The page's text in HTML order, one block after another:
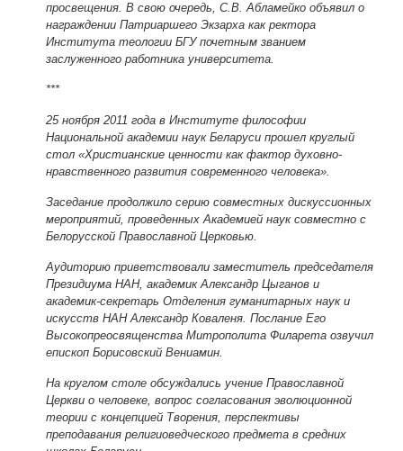
просвещения. В свою очередь, С.В. Абламейко объявил о
награждении Патриаршего Экзарха как ректора
Института теологии БГУ почетным званием
заслуженного работника университета.
***
25 ноября 2011 года в Институте философии
Национальной академии наук Беларуси прошел круглый
стол «Христианские ценности как фактор духовно-
нравственного развития современного человека».
Заседание продолжило серию совместных дискуссионных
мероприятий, проведенных Академией наук совместно с
Белорусской Православной Церковью.
Аудиторию приветствовали заместитель председателя
Президиума НАН, академик Александр Цыганов и
академик-секретарь Отделения гуманитарных наук и
искусств НАН Александр Коваленя. Послание Его
Высокопреосвященства Митрополита Филарета озвучил
епископ Борисовский Вениамин.
На круглом столе обсуждались учение Православной
Церкви о человеке, вопрос согласования эволюционной
теории с концепцией Творения, перспективы
преподавания религиоведческого предмета в средних